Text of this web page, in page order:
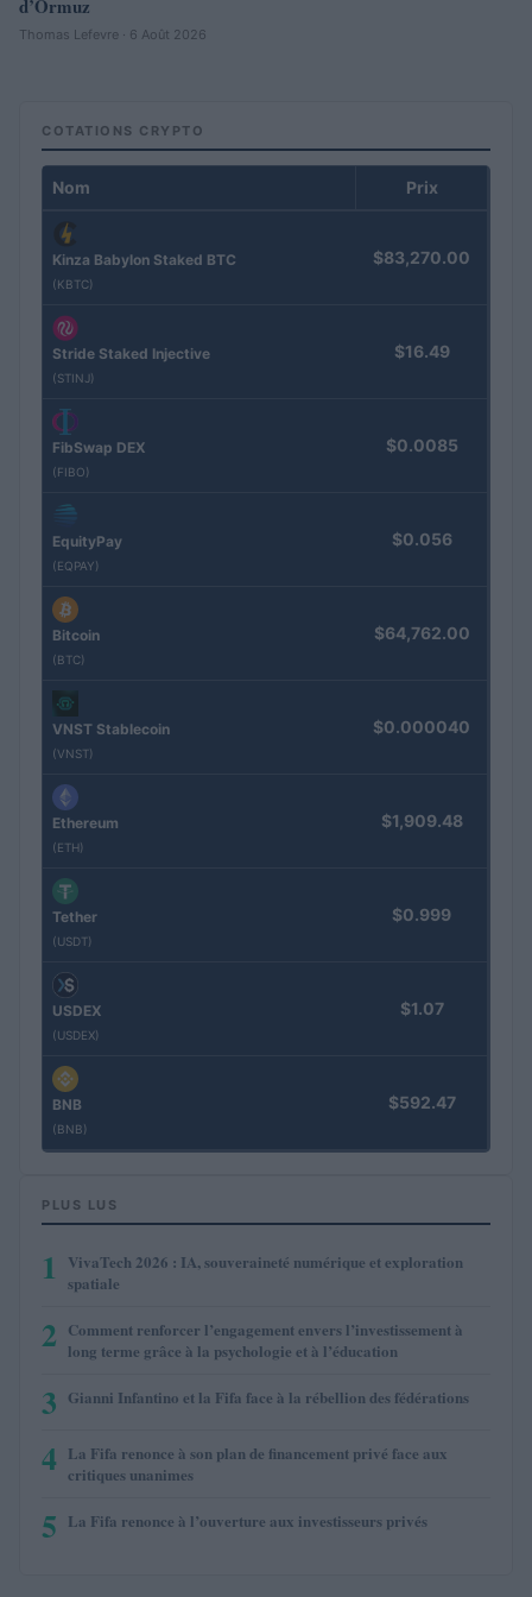
d’Ormuz
Thomas Lefevre · 6 Août 2026
COTATIONS CRYPTO
Nom Prix
Kinza Babylon Staked BTC
(KBTC)
$83,270.00
Stride Staked Injective
(STINJ)
$16.49
FibSwap DEX
(FIBO)
$0.0085
EquityPay
(EQPAY)
$0.056
Bitcoin
(BTC)
$64,762.00
VNST Stablecoin
(VNST)
$0.000040
Ethereum
(ETH)
$1,909.48
Tether
(USDT)
$0.999
USDEX
(USDEX)
$1.07
BNB
(BNB)
$592.47
PLUS LUS
1
VivaTech 2026 : IA, souveraineté numérique et exploration
spatiale
2 Comment renforcer l’engagement envers l’investissement à
long terme grâce à la psychologie et à l’éducation
3 Gianni Infantino et la Fifa face à la rébellion des fédérations
4 La Fifa renonce à son plan de financement privé face aux
critiques unanimes
5 La Fifa renonce à l’ouverture aux investisseurs privés